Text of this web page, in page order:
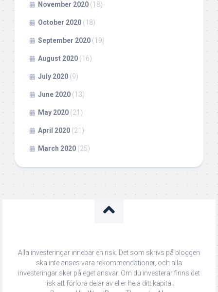
November 2020 (18)
October 2020 (18)
September 2020 (19)
August 2020 (16)
July 2020 (9)
June 2020 (13)
May 2020 (21)
April 2020 (21)
March 2020 (25)
Alla investeringar innebär en risk. Det som skrivs på bloggen
ska inte anses vara rekommendationer, och alla
investeringar sker på eget ansvar. Om du investerar finns det
risk att förlora delar av eller hela ditt kapital.